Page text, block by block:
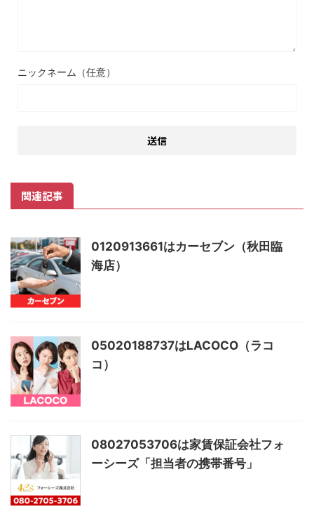
ニックネーム（任意）
関連記事
0120913661はカーセブン（秋田臨
海店）
05020188737はLACOCO（ラコ
コ）
08027053706は家賃保証会社フォ
ーシーズ「担当者の携帯番号」